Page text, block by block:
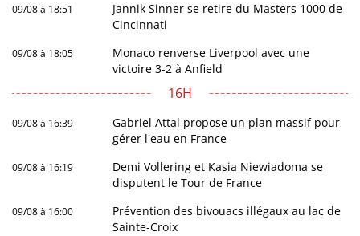
09/08 à 18:51
Jannik Sinner se retire du Masters 1000 de
Cincinnati
09/08 à 18:05
Monaco renverse Liverpool avec une
victoire 3-2 à Anfield
16H
09/08 à 16:39
Gabriel Attal propose un plan massif pour
gérer l'eau en France
09/08 à 16:19
Demi Vollering et Kasia Niewiadoma se
disputent le Tour de France
09/08 à 16:00
Prévention des bivouacs illégaux au lac de
Sainte-Croix